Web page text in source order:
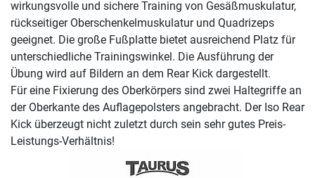
wirkungsvolle und sichere Training von Gesäßmuskulatur,
rückseitiger Oberschenkelmuskulatur und Quadrizeps
geeignet. Die große Fußplatte bietet ausreichend Platz für
unterschiedliche Trainingswinkel. Die Ausführung der
Übung wird auf Bildern an dem Rear Kick dargestellt.
Für eine Fixierung des Oberkörpers sind zwei Haltegriffe an
der Oberkante des Auflagepolsters angebracht. Der Iso Rear
Kick überzeugt nicht zuletzt durch sein sehr gutes Preis-
Leistungs-Verhältnis!